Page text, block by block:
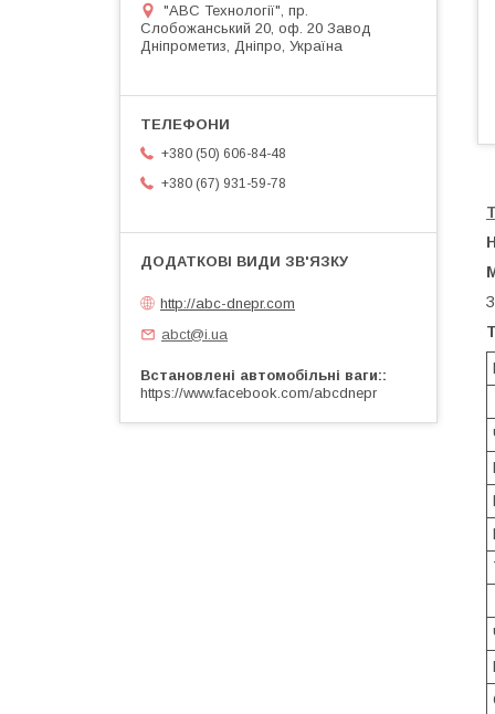
"АВС Технології", пр.
Слобожанський 20, оф. 20 Завод
Дніпрометиз, Дніпро, Україна
+380 (50) 606-84-48
+380 (67) 931-59-78
http://abc-dnepr.com
abct@i.ua
Встановлені автомобільні ваги:
https://www.facebook.com/abcdnepr